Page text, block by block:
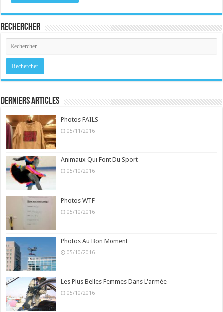
Rechercher
Derniers Articles
Photos FAILS
05/11/2016
Animaux Qui Font Du Sport
05/10/2016
Photos WTF
05/10/2016
Photos Au Bon Moment
05/10/2016
Les Plus Belles Femmes Dans L'armée
05/10/2016